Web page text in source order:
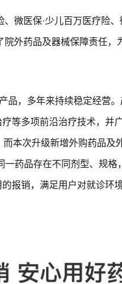
微医保·少儿百万医疗险
外药品及器械保障责任，
品，多年来持续稳定经营
等多项前沿治疗技术，并
本次升级新增外购药品及
药品存在不同剂型、规格
报销，满足用户对就诊环